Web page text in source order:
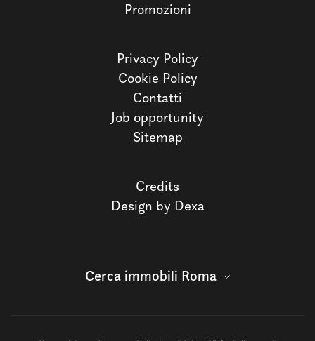
Promozioni
Privacy Policy
Cookie Policy
Contatti
Job opportunity
Sitemap
Credits
Design by Dexa
Cerca immobili Roma